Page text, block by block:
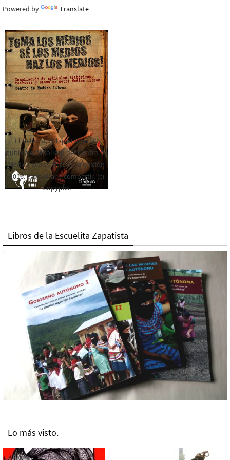
Powered by Translate
El Rebozo, Palapa Editorial,
publica este folleto del Centro de
Medios Libres. Esta es la edición
2016. Para rolar y compartir. (c)
Copyplis.
Libros de la Escuelita Zapatista
Lo más visto.